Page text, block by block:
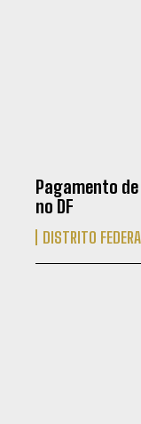
Pagamento
no DF
DISTRITO